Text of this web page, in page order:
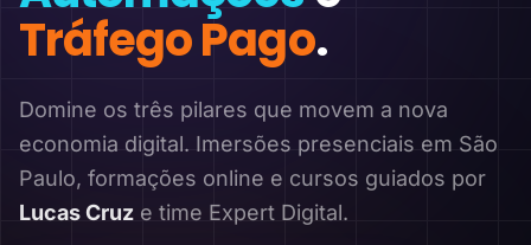
Tráfego Pago.
Domine os três pilares que movem a nova
economia digital. Imersões presenciais em São
Paulo, formações online e cursos guiados por
Lucas Cruz e time Expert Digital.